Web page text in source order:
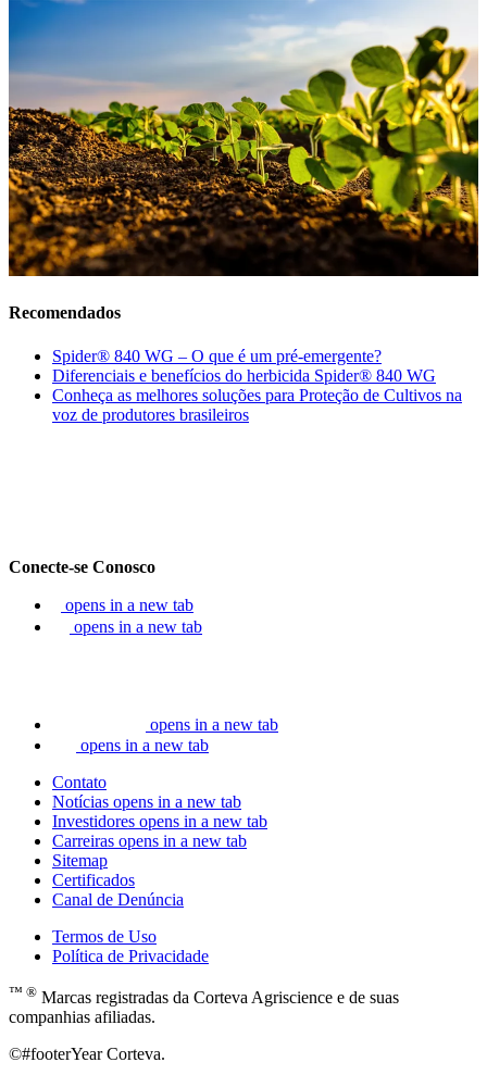
Recomendados
Spider® 840 WG – O que é um pré-emergente?
Diferenciais e benefícios do herbicida Spider® 840 WG
Conheça as melhores soluções para Proteção de Cultivos na
voz de produtores brasileiros
Conecte-se Conosco
opens in a new tab
opens in a new tab
opens in a new tab
opens in a new tab
Contato
Notícias opens in a new tab
Investidores opens in a new tab
Carreiras opens in a new tab
Sitemap
Certificados
Canal de Denúncia
Termos de Uso
Política de Privacidade
™ ® Marcas registradas da Corteva Agriscience e de suas
companhias afiliadas.
©#footerYear Corteva.